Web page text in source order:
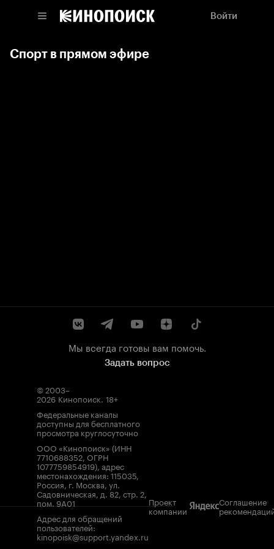
Войти
Спорт в прямом эфире
Мы всегда готовы вам помочь.
Задать вопрос
© 2003–
2026 Кинопоиск. 18+
Федеральные каналы
доступны для бесплатного
просмотра круглосуточно
ООО «Кинопоиск» (ИНН
7710688352, ОГРН
1077759854919), адрес
местонахождения: 115035,
Россия, г. Москва, ул.
Садовническая, д. 82, стр. 2,
пом. 9А01
Адрес для обращений
пользователей:
kinopoisk@support.yandex.ru
Проект
компании
Соглашение